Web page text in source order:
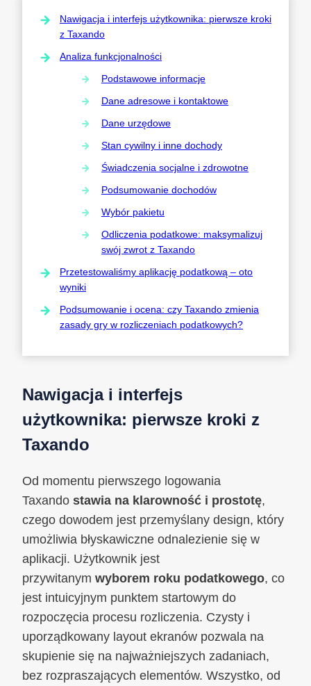
Nawigacja i interfejs użytkownika: pierwsze kroki
z Taxando
Analiza funkcjonalności
Podstawowe informacje
Dane adresowe i kontaktowe
Dane urzędowe
Stan cywilny i inne dochody
Świadczenia socjalne i zdrowotne
Podsumowanie dochodów
Wybór pakietu
Odliczenia podatkowe: maksymalizuj
swój zwrot z Taxando
Przetestowaliśmy aplikację podatkową – oto
wyniki
Podsumowanie i ocena: czy Taxando zmienia
zasady gry w rozliczeniach podatkowych?
Nawigacja i interfejs
użytkownika: pierwsze kroki z
Taxando
Od momentu pierwszego logowania
Taxando stawia na klarowność i prostotę,
czego dowodem jest przemyślany design, który
umożliwia błyskawiczne odnalezienie się w
aplikacji. Użytkownik jest
przywitanym wyborem roku podatkowego, co
jest intuicyjnym punktem startowym do
rozpoczęcia procesu rozliczenia. Czysty i
uporządkowany layout ekranów pozwala na
skupienie się na najważniejszych zadaniach,
bez rozpraszających elementów. Wszystko, od